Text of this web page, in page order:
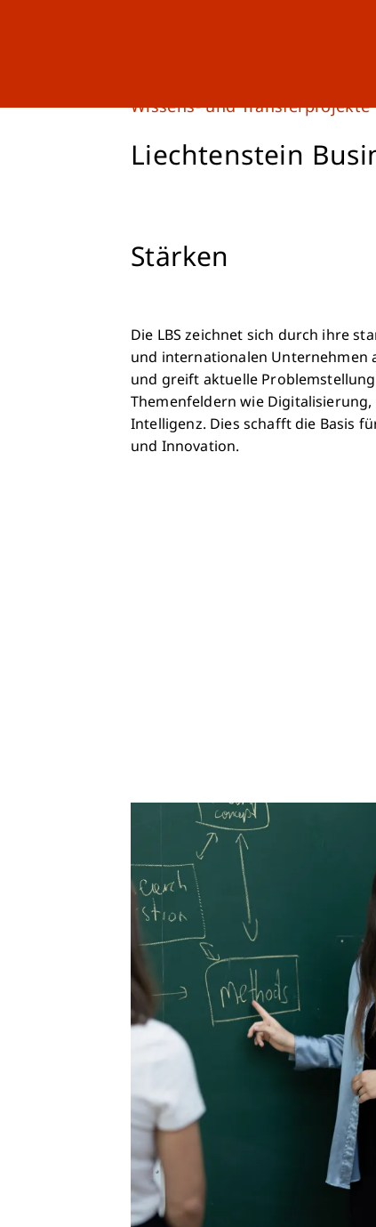
Wissens- und Transferprojekte
Liechtenstein
Stärken
Die LBS zeichnet sich durch ihre
und internationalen Unternehmen
und greift aktuelle
Themenfeldern wie
Intelligenz. Dies schafft die Basis
und Innovation.